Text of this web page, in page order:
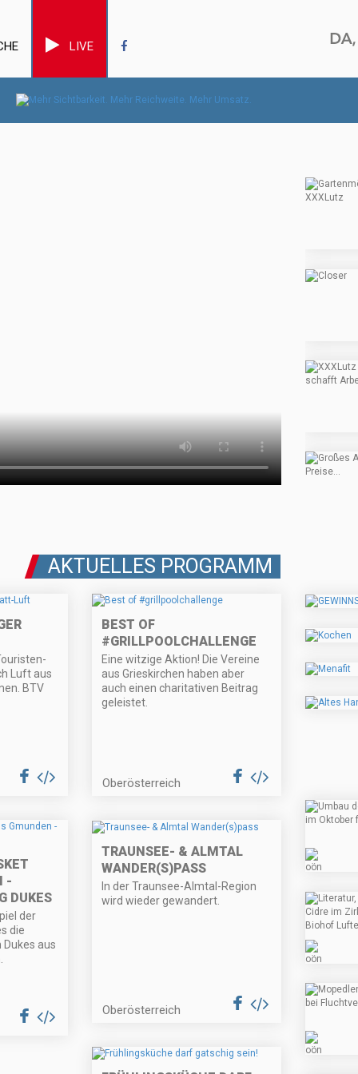
LIVE
AKTUELLES PROGRAMM
Luft aus
BTV
BEST OF
#GRILLPOOLCHALLENGE
Eine witzige Aktion! Die Vereine
aus Grieskirchen haben aber
auch einen charitativen Beitrag
geleistet.
Oberösterreich
-
DUKES
der
die
aus
TRAUNSEE- & ALMTAL
WANDER(S)PASS
In der Traunsee-Almtal-Region
wird wieder gewandert.
Oberösterreich